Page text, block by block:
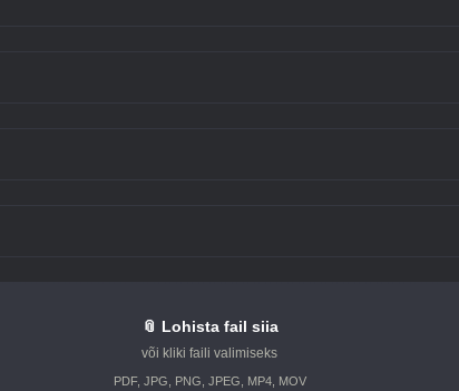
📎 Lohista fail siia
või kliki faili valimiseks
PDF, JPG, PNG, JPEG, MP4, MOV